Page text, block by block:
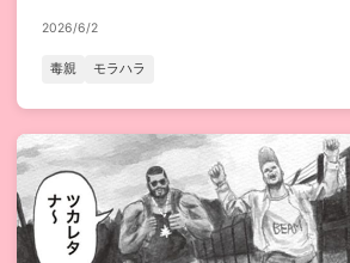
2026/6/2
毒親 モラハラ